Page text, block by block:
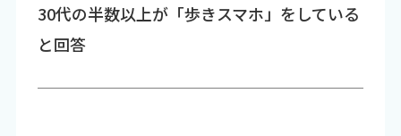
30代の半数以上が「歩きスマホ」をしている
と回答